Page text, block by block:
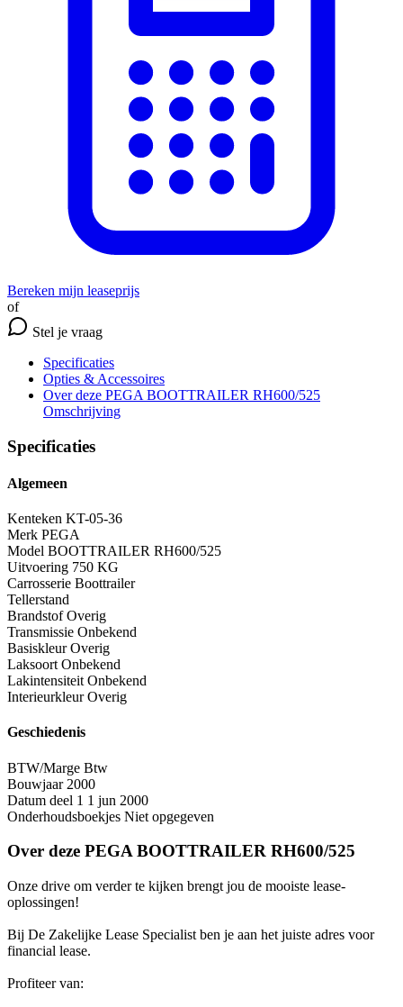
Bereken mijn leaseprijs
of
Stel je vraag
Specificaties
Opties & Accessoires
Over deze PEGA BOOTTRAILER RH600/525
Omschrijving
Specificaties
Algemeen
Kenteken KT-05-36
Merk PEGA
Model BOOTTRAILER RH600/525
Uitvoering 750 KG
Carrosserie Boottrailer
Tellerstand
Brandstof Overig
Transmissie Onbekend
Basiskleur Overig
Laksoort Onbekend
Lakintensiteit Onbekend
Interieurkleur Overig
Geschiedenis
BTW/Marge Btw
Bouwjaar 2000
Datum deel 1 1 jun 2000
Onderhoudsboekjes Niet opgegeven
Over deze PEGA BOOTTRAILER RH600/525
Onze drive om verder te kijken brengt jou de mooiste lease-
oplossingen!
Bij De Zakelijke Lease Specialist ben je aan het juiste adres voor
financial lease.
Profiteer van: